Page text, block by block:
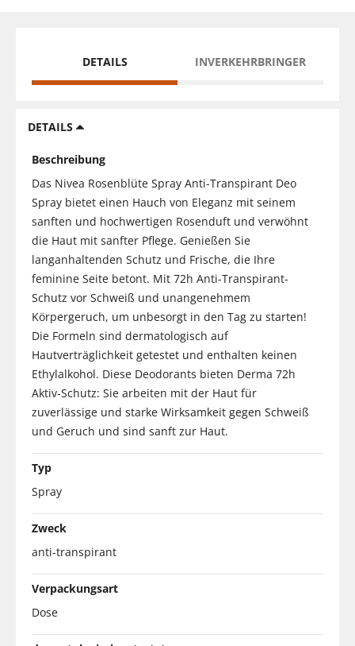
DETAILS INVERKEHRBRINGER
DETAILS
Beschreibung
Das Nivea Rosenblüte Spray Anti-Transpirant Deo
Spray bietet einen Hauch von Eleganz mit seinem
sanften und hochwertigen Rosenduft und verwöhnt
die Haut mit sanfter Pflege. Genießen Sie
langanhaltenden Schutz und Frische, die Ihre
feminine Seite betont. Mit 72h Anti-Transpirant-
Schutz vor Schweiß und unangenehmem
Körpergeruch, um unbesorgt in den Tag zu starten!
Die Formeln sind dermatologisch auf
Hautverträglichkeit getestet und enthalten keinen
Ethylalkohol. Diese Deodorants bieten Derma 72h
Aktiv-Schutz: Sie arbeiten mit der Haut für
zuverlässige und starke Wirksamkeit gegen Schweiß
und Geruch und sind sanft zur Haut.
Typ
Spray
Zweck
anti-transpirant
Verpackungsart
Dose